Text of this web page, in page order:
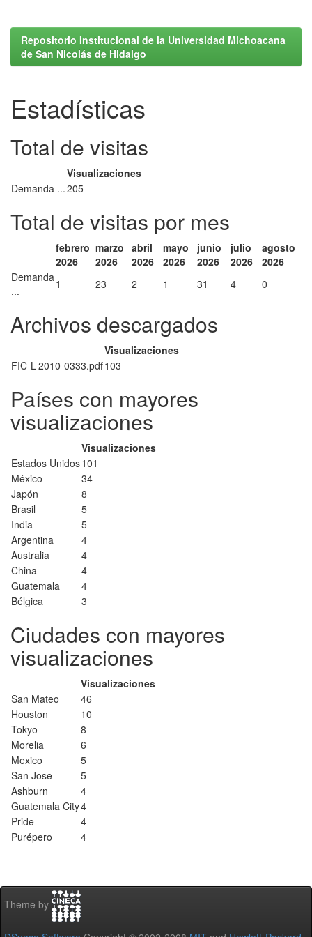
Repositorio Institucional de la Universidad Michoacana
de San Nicolás de Hidalgo
Estadísticas
Total de visitas
Visualizaciones
Demanda ...205
Total de visitas por mes
febrero
2026
marzo
2026
abril
2026
mayo
2026
junio
2026
julio
2026
agosto
2026
Demanda
...
1 23 2 1 31 4 0
Archivos descargados
Visualizaciones
FIC-L-2010-0333.pdf103
Países con mayores
visualizaciones
Visualizaciones
Estados Unidos101
México
34
Japón
8
Brasil
5
India
5
Argentina
4
Australia
4
China
4
Guatemala
4
Bélgica
3
Ciudades con mayores
visualizaciones
Visualizaciones
San Mateo
46
Houston
10
Tokyo
8
Morelia
6
Mexico
5
San Jose
5
Ashburn
4
Guatemala City4
Pride
4
Purépero
4
Theme by